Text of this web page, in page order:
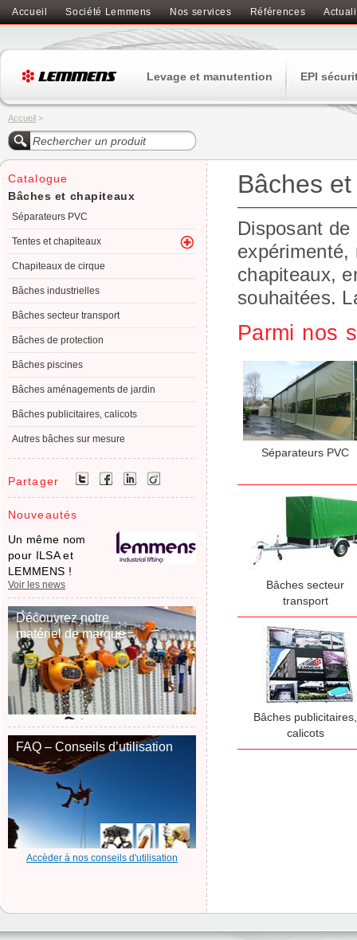
Accueil Société Lemmens Nos services Références
Levage et manutention EPI
Accueil >
Catalogue
Bâches et chapiteaux
Séparateurs PVC
Tentes et chapiteaux
Chapiteaux de cirque
Bâches industrielles
Bâches secteur transport
Bâches de protection
Bâches piscines
Bâches aménagements de jardin
Bâches publicitaires, calicots
Autres bâches sur mesure
Partager
Nouveautés
Un même nom
pour ILSA et
LEMMENS !
Voir les news
Découvrez notre
matériel de marque
FAQ – Conseils d’utilisation
Accèder à nos conseils d'utilisation
Bâches
Disposant de
expérimenté,
chapiteaux,
souhaitées.
Parmi nos
Séparateurs PVC
Bâches secteur
transport
Bâches publicitaires,
calicots